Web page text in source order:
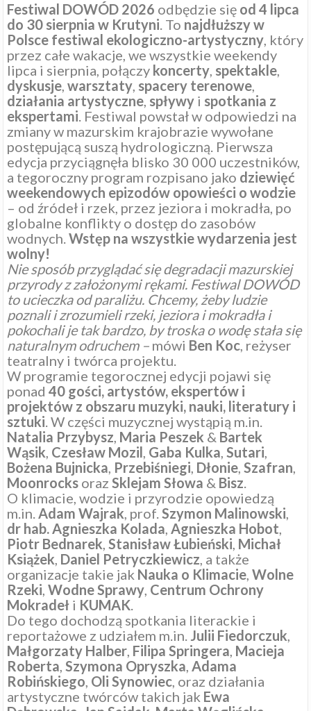
Festiwal DOWÓD 2026 odbędzie się od 4 lipca
do 30 sierpnia w Krutyni. To najdłuższy w
Polsce festiwal ekologiczno-artystyczny, który
przez całe wakacje, we wszystkie weekendy
lipca i sierpnia, połączy koncerty, spektakle,
dyskusje,warsztaty, spacery terenowe,
działania artystyczne, spływy i spotkania z
ekspertami. Festiwal powstał w odpowiedzi na
zmiany w mazurskim krajobrazie wywołane
postępującą suszą hydrologiczną. Pierwsza
edycja przyciągnęła blisko 30 000 uczestników,
a tegoroczny program rozpisano jako dziewięć
weekendowych epizodów opowieści o wodzie
– od źródeł i rzek, przez jeziora i mokradła, po
globalne konflikty o dostęp do zasobów
wodnych.Wstęp na wszystkie wydarzenia jest
wolny!
Nie sposób przyglądać się degradacji mazurskiej
przyrody z założonymi rękami. Festiwal DOWÓD
to ucieczka od paraliżu. Chcemy, żeby ludzie
poznali i zrozumieli rzeki, jeziora i mokradła i
pokochali je tak bardzo, by troska o wodę stała się
naturalnym odruchem – mówi Ben Koc, reżyser
teatralny i twórca projektu.
W programie tegorocznej edycji pojawi się
ponad40 gości, artystów, ekspertów i
projektów z obszaru muzyki, nauki, literatury i
sztuki. W części muzycznej wystąpią m.in.
Natalia Przybysz, Maria Peszek & Bartek
Wąsik, Czesław Mozil, Gaba Kulka,Sutari,
Bożena Bujnicka, Przebiśniegi, Dłonie,Szafran,
Moonrocks orazSklejam Słowa & Bisz.
O klimacie, wodzie i przyrodzie opowiedzą
m.in.Adam Wajrak, prof.Szymon Malinowski,
dr hab. Agnieszka Kolada,Agnieszka Hobot,
Piotr Bednarek,StanisławŁubieński, Michał
Książek, Daniel Petryczkiewicz, a także
organizacje takie jak Nauka o Klimacie,Wolne
Rzeki,WodneSprawy, Centrum Ochrony
Mokradeł i KUMAK.
Do tego dochodzą spotkania literackie i
reportażowe z udziałem m.in. Julii Fiedorczuk,
Małgorzaty Halber, Filipa Springera, Macieja
Roberta,Szymona Opryszka,Adama
Robińskiego, Oli Synowiec, oraz działania
artystyczne twórców takich jak Ewa